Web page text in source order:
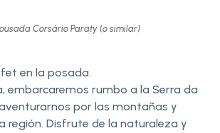
Corsário Paraty (o similar)
en la posada.
embarcaremos rumbo a la Serra da
por las montañas y
región. Disfrute de la naturaleza y